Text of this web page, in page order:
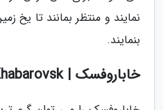
نمایند و منتظر بمانند تا یخ
بنمایند.
خاباروفسک | Khabarovsk